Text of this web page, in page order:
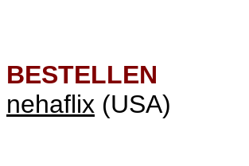
BESTELLEN
nehaflix (USA)